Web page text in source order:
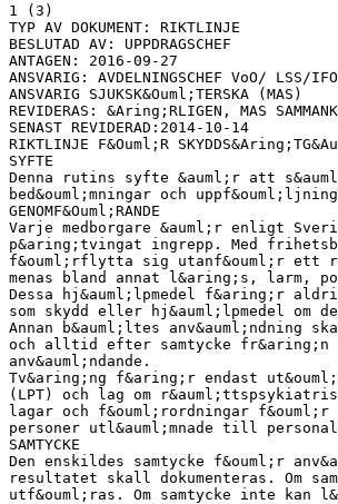
1 (3)
TYP AV DOKUMENT: RIKTLINJE
BESLUTAD AV: UPPDRAGSCHEF
ANTAGEN: 2016-09-27
ANSVARIG: AVDELNINGSCHEF VoO/ LSS/
ANSVARIG SJUKSK&Ouml;TERSKA (MAS)
REVIDERAS: &Aring;RLIGEN, MAS
SENAST REVIDERAD:2014-10-14
RIKTLINJE F&Ouml;R
SYFTE
Denna rutins syfte &auml;r att
bed&ouml;mningar och
GENOMF&Ouml;RANDE
Varje medborgare &auml;r enligt
p&aring;tvingat ingrepp. Med
f&ouml;rflytta sig utanf&ouml;r ett
menas bland annat l&aring;s, larm,
Dessa hj&auml;lpmedel f&aring;r
som skydd eller hj&auml;lpmedel om
Annan b&auml;ltes anv&auml;ndning
och alltid efter samtycke fr&aring;n
anv&auml;ndande.
Tv&aring;ng f&aring;r endast
(LPT) och lag om
lagar och f&ouml;rordningar f&ouml;r
personer utl&auml;mnade till
SAMTYCKE
Den enskildes samtycke f&ouml;r
resultatet skall dokumenteras. Om
utf&ouml;ras. Om samtycke inte kan